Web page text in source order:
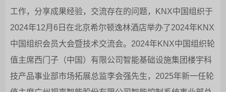
工作，分享成果经验，交流存在的问题，KNX中国组织于
2024年12月6日在北京希尔顿逸林酒店举办了2024年KNX
中国组织会员大会暨技术交流会。2024年KNX中国组织轮
值主席西门子（中国）有限公司智能基础设施集团楼宇科
技产品事业部市场拓展总监李会强先生，2025年新一任轮